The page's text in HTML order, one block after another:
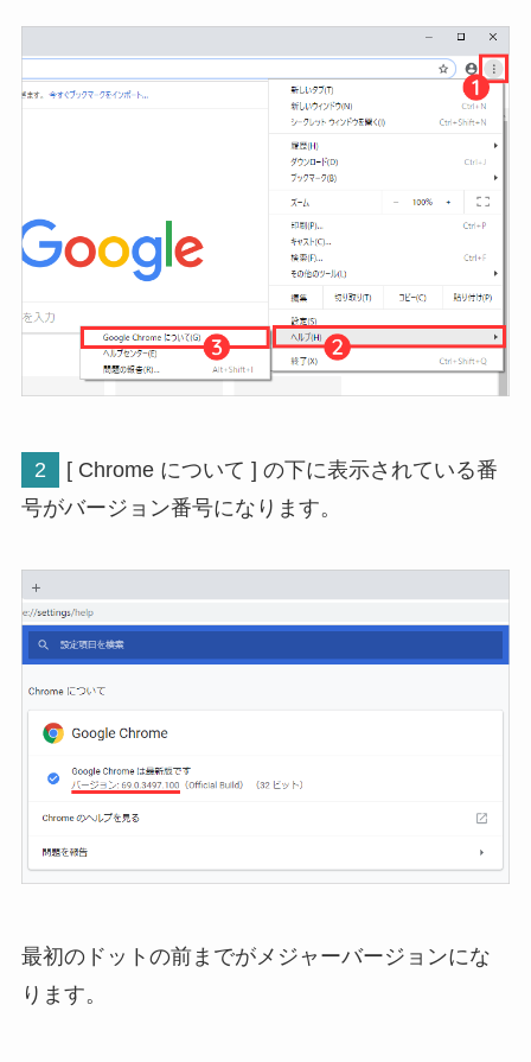
2
[ Chrome について ] の下に表示されている番
号がバージョン番号になります。
最初のドットの前までがメジャーバージョンにな
ります。